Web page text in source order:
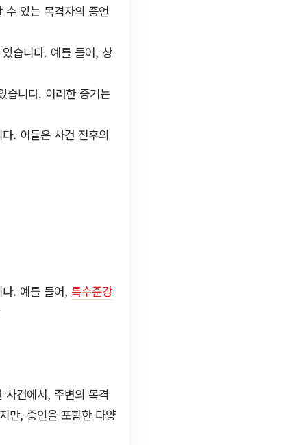
수 있는 목격자의 증언
습니다. 예를 들어, 상
습니다. 이러한 증거는
. 이들은 사건 전후의
. 예를 들어, 특수준강
사건에서, 주변의 목격
만, 증인을 포함한 다양